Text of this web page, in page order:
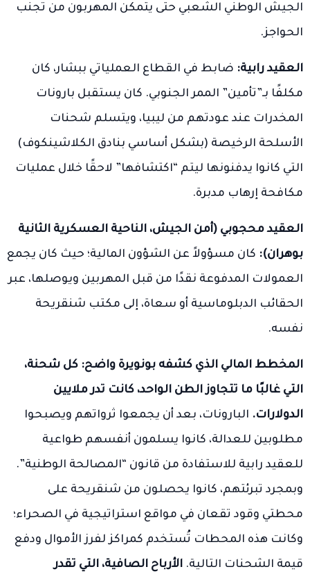
الجيش الوطني الشعبي حتى يتمكن المهربون من تجنب
الحواجز.
العقيد رابية: ضابط في القطاع العملياتي ببشار، كان
مكلفًا بـ”تأمين” الممر الجنوبي. كان يستقبل بارونات
المخدرات عند عودتهم من ليبيا، ويتسلم شحنات
الأسلحة الرخيصة (بشكل أساسي بنادق الكلاشينكوف)
التي كانوا يدفنونها ليتم “اكتشافها” لاحقًا خلال عمليات
مكافحة إرهاب مدبرة.
العقيد محجوبي (أمن الجيش، الناحية العسكرية الثانية
بوهران): كان مسؤولاً عن الشؤون المالية؛ حيث كان يجمع
العمولات المدفوعة نقدًا من قبل المهربين ويوصلها، عبر
الحقائب الدبلوماسية أو سعاة، إلى مكتب شنقريحة
نفسه.
المخطط المالي الذي كشفه بونويرة واضح: كل شحنة،
التي غالبًا ما تتجاوز الطن الواحد، كانت تدر ملايين
الدولارات. البارونات، بعد أن يجمعوا ثرواتهم ويصبحوا
مطلوبين للعدالة، كانوا يسلمون أنفسهم طواعية
للعقيد رابية للاستفادة من قانون “المصالحة الوطنية”.
وبمجرد تبرئتهم، كانوا يحصلون من شنقريحة على
محطتي وقود تقعان في مواقع استراتيجية في الصحراء؛
وكانت هذه المحطات تُستخدم كمراكز لفرز الأموال ودفع
قيمة الشحنات التالية. الأرباح الصافية، التي تقدر